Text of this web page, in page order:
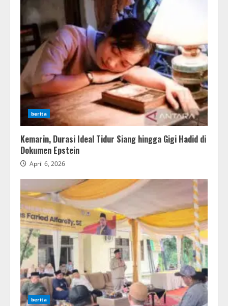
berita
Kemarin, Durasi Ideal Tidur Siang hingga Gigi Hadid di
Dokumen Epstein
April 6, 2026
berita